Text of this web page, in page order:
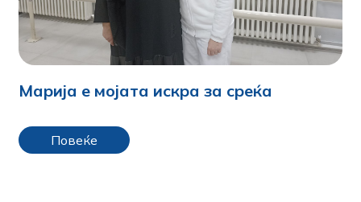
Марија е мојата искра за среќа
Повеќе